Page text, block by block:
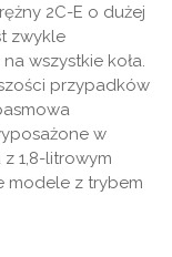
2C-E o dużej
zwykle
wszystkie koła.
przypadków
w
1,8-litrowym
modele z trybem